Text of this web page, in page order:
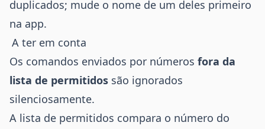
duplicados; mude o nome de um deles primeiro
na app.
A ter em conta
Os comandos enviados por números fora da
lista de permitidos são ignorados
silenciosamente.
A lista de permitidos compara o número do